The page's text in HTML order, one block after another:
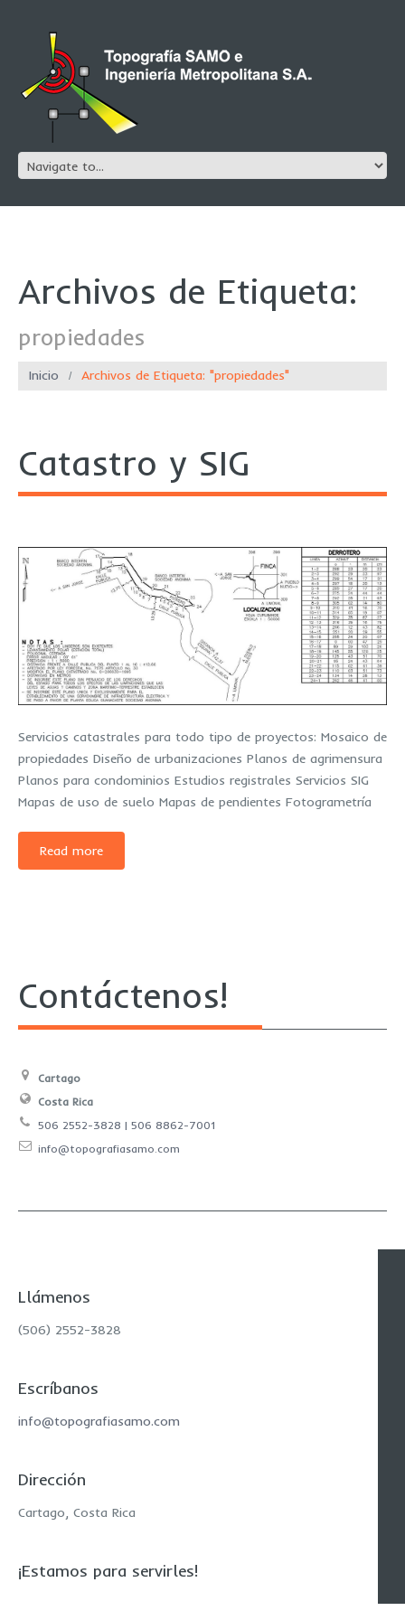
Archivos de Etiqueta:
propiedades
Inicio Archivos de Etiqueta: "propiedades"
Catastro y SIG
Servicios catastrales para todo tipo de proyectos: Mosaico de
propiedades Diseño de urbanizaciones Planos de agrimensura
Planos para condominios Estudios registrales Servicios SIG
Mapas de uso de suelo Mapas de pendientes Fotogrametría
Read more
Contáctenos!
Cartago
Costa Rica
506 2552-3828 | 506 8862-7001
info@topografiasamo.com
Llámenos
(506) 2552-3828
Escríbanos
info@topografiasamo.com
Dirección
Cartago, Costa Rica
¡Estamos para servirles!